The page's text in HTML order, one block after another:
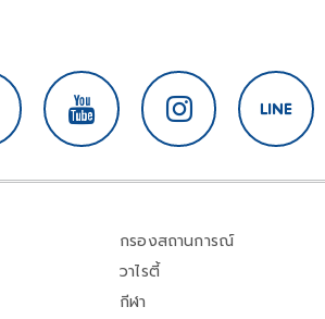
กรองสถานการณ์
วาไรตี้
กีฬา